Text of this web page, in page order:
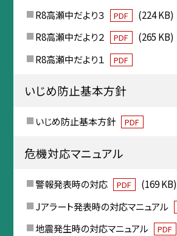
R8高瀬中だより３ PDF
(224 KB)
R8高瀬中だより２
PDF
(265 KB)
R8高瀬中だより１
PDF
いじめ防止基本方針
いじめ防止基本方針 PDF
危機対応マニュアル
警報発表時の対応 PDF
(169 KB)
Jアラート発表時の対応マニュアル
地震発生時の対応マニュアル PDF